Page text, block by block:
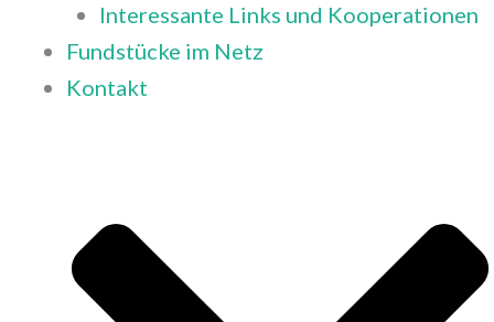
Interessante Links und Kooperationen
Fundstücke im Netz
Kontakt